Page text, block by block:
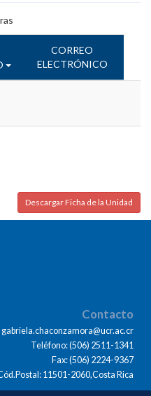
CORREO
ELECTRÓNICO
Descargar Ficha de la Unidad
Contacto
Teléfono: (506) 2511-1341
Fax: (506) 2224-9367
11501-2060,Costa Rica